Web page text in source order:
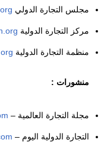
مجلس التجارة الدولي ITC –
مركز التجارة الدولية ITC –
منظمة التجارة الدولية WTO –
منشورات :
مجلة التجارة العالمية –
التجارة الدولية اليوم –